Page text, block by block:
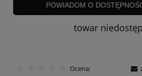
POWIADOM O
towar
Ocena: